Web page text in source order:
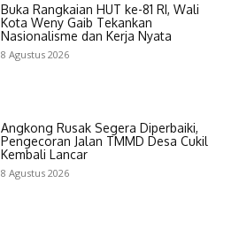
Buka Rangkaian HUT ke-81 RI, Wali
Kota Weny Gaib Tekankan
Nasionalisme dan Kerja Nyata
8 Agustus 2026
Angkong Rusak Segera Diperbaiki,
Pengecoran Jalan TMMD Desa Cukil
Kembali Lancar
8 Agustus 2026